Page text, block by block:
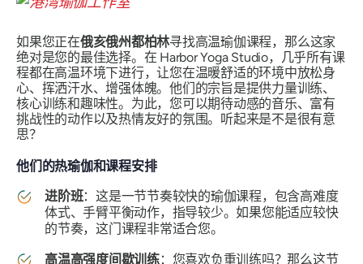
如果您正在俄亥俄州都柏林寻找高温瑜伽课程，那么这家
绝对是您的最佳选择。在 Harbor Yoga Studio，几乎所有课
程都在高温环境下进行，让您在温暖舒适的环境中放松身
心、挥洒汗水、增强体魄。他们的宗旨是提供力量训练、
核心训练和趣味性。为此，您可以期待动感的音乐、富有
挑战性的动作以及热情友好的氛围。听起来是不是很有意
思？
他们的热瑜伽和课程安排
进阶班：这是一节节奏较快的瑜伽课程，包含高难度
体式、手臂平衡动作，指导较少。如果您能适应较快
的节奏，这门课程非常适合您。
高温高强度间歇训练：您喜欢负重训练吗？那么这节